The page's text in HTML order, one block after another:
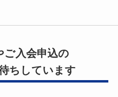
ご入会申込の
ちしています